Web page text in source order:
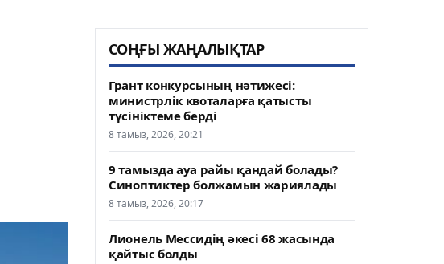
СОҢҒЫ ЖАҢАЛЫҚТАР
Грант конкурсының нәтижесі:
министрлік квоталарға қатысты
түсініктеме берді
8 тамыз, 2026, 20:21
9 тамызда ауа райы қандай болады?
Синоптиктер болжамын жариялады
8 тамыз, 2026, 20:17
Лионель Мессидің әкесі 68 жасында
қайтыс болды